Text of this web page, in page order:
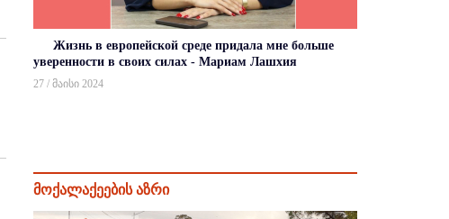
Жизнь в европейской среде придала мне больше
уверенности в своих силах - Мариам Лашхия
27 / მაისი 2024
მოქალაქეების აზრი